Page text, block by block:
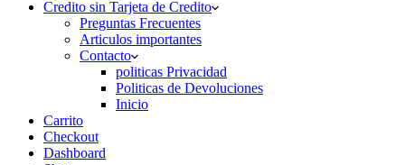
Credito sin Tarjeta de Credito
Preguntas Frecuentes
Articulos importantes
Contacto
politicas Privacidad
Politicas de Devoluciones
Inicio
Carrito
Checkout
Dashboard